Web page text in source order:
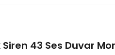
43 Ses Duvar